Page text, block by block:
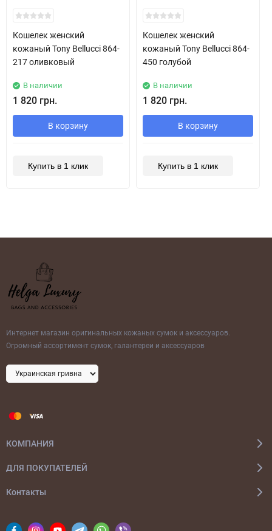
Хит!
Кошелек женский
кожаный Tony Bellucci 864-
217 оливковый
В наличии
1 820 грн.
В корзину
Купить в 1 клик
Хит!
Кошелек женский
кожаный Tony Bellucci 864-
450 голубой
В наличии
1 820 грн.
В корзину
Купить в 1 клик
Интернет магазин оригинальных кожаных сумок и аксессуаров.
Огромный ассортимент сумок, галантереи и аксессуаров
КОМПАНИЯ
ДЛЯ ПОКУПАТЕЛЕЙ
Контакты